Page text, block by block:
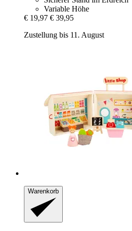
Variable Höhe
€ 19,97 € 39,95
Zustellung bis 11. August
Warenkorb